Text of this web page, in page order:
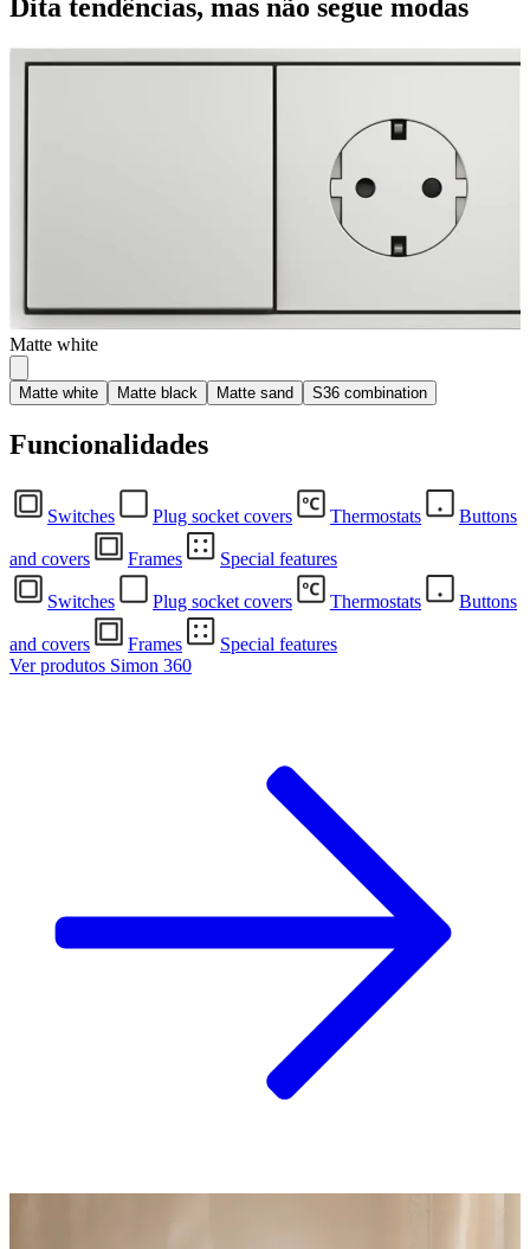
Dita tendências, mas não segue modas
Matte white
Matte white Matte black Matte sand S36 combination
Funcionalidades
Switches Plug socket covers Thermostats Buttons
and covers Frames Special features
Switches Plug socket covers Thermostats Buttons
and covers Frames
Special features
Ver produtos Simon 360